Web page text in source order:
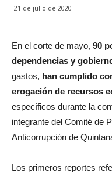
21 de julio de 2020
En el corte de mayo, 90
dependencias y
gastos, han cumplido
erogación de recursos
específicos durante la
integrante del Comité de
Anticorrupción de
Los primeros reportes